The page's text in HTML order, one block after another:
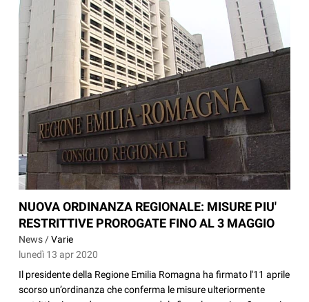
NUOVA ORDINANZA REGIONALE: MISURE PIU'
RESTRITTIVE PROROGATE FINO AL 3 MAGGIO
News /Varie
lunedì 13 apr 2020
Il presidente della Regione Emilia Romagna ha firmato l'11 aprile
scorso un’ordinanza che conferma le misure ulteriormente